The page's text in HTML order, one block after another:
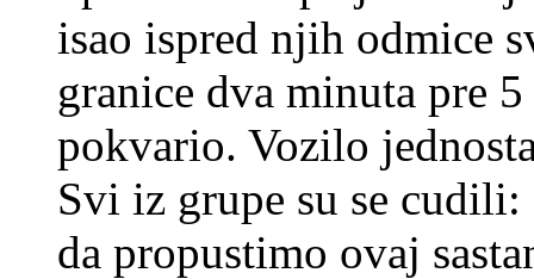
isao ispred njih odmice
granice dva minuta pre
pokvario. Vozilo
Svi iz grupe su se
da propustimo ovaj